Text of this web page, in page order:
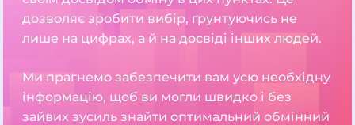
дозволяє зробити вибір, ґрунтуючись не
лише на цифрах, а й на досвіді інших людей.
Ми прагнемо забезпечити вам усю необхідну
інформацію, щоб ви могли швидко і без
зайвих зусиль знайти оптимальний обмінний